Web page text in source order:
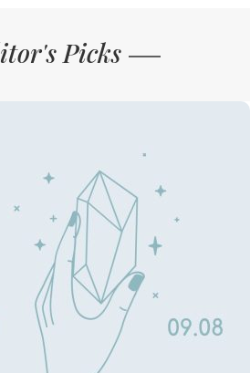
Picks